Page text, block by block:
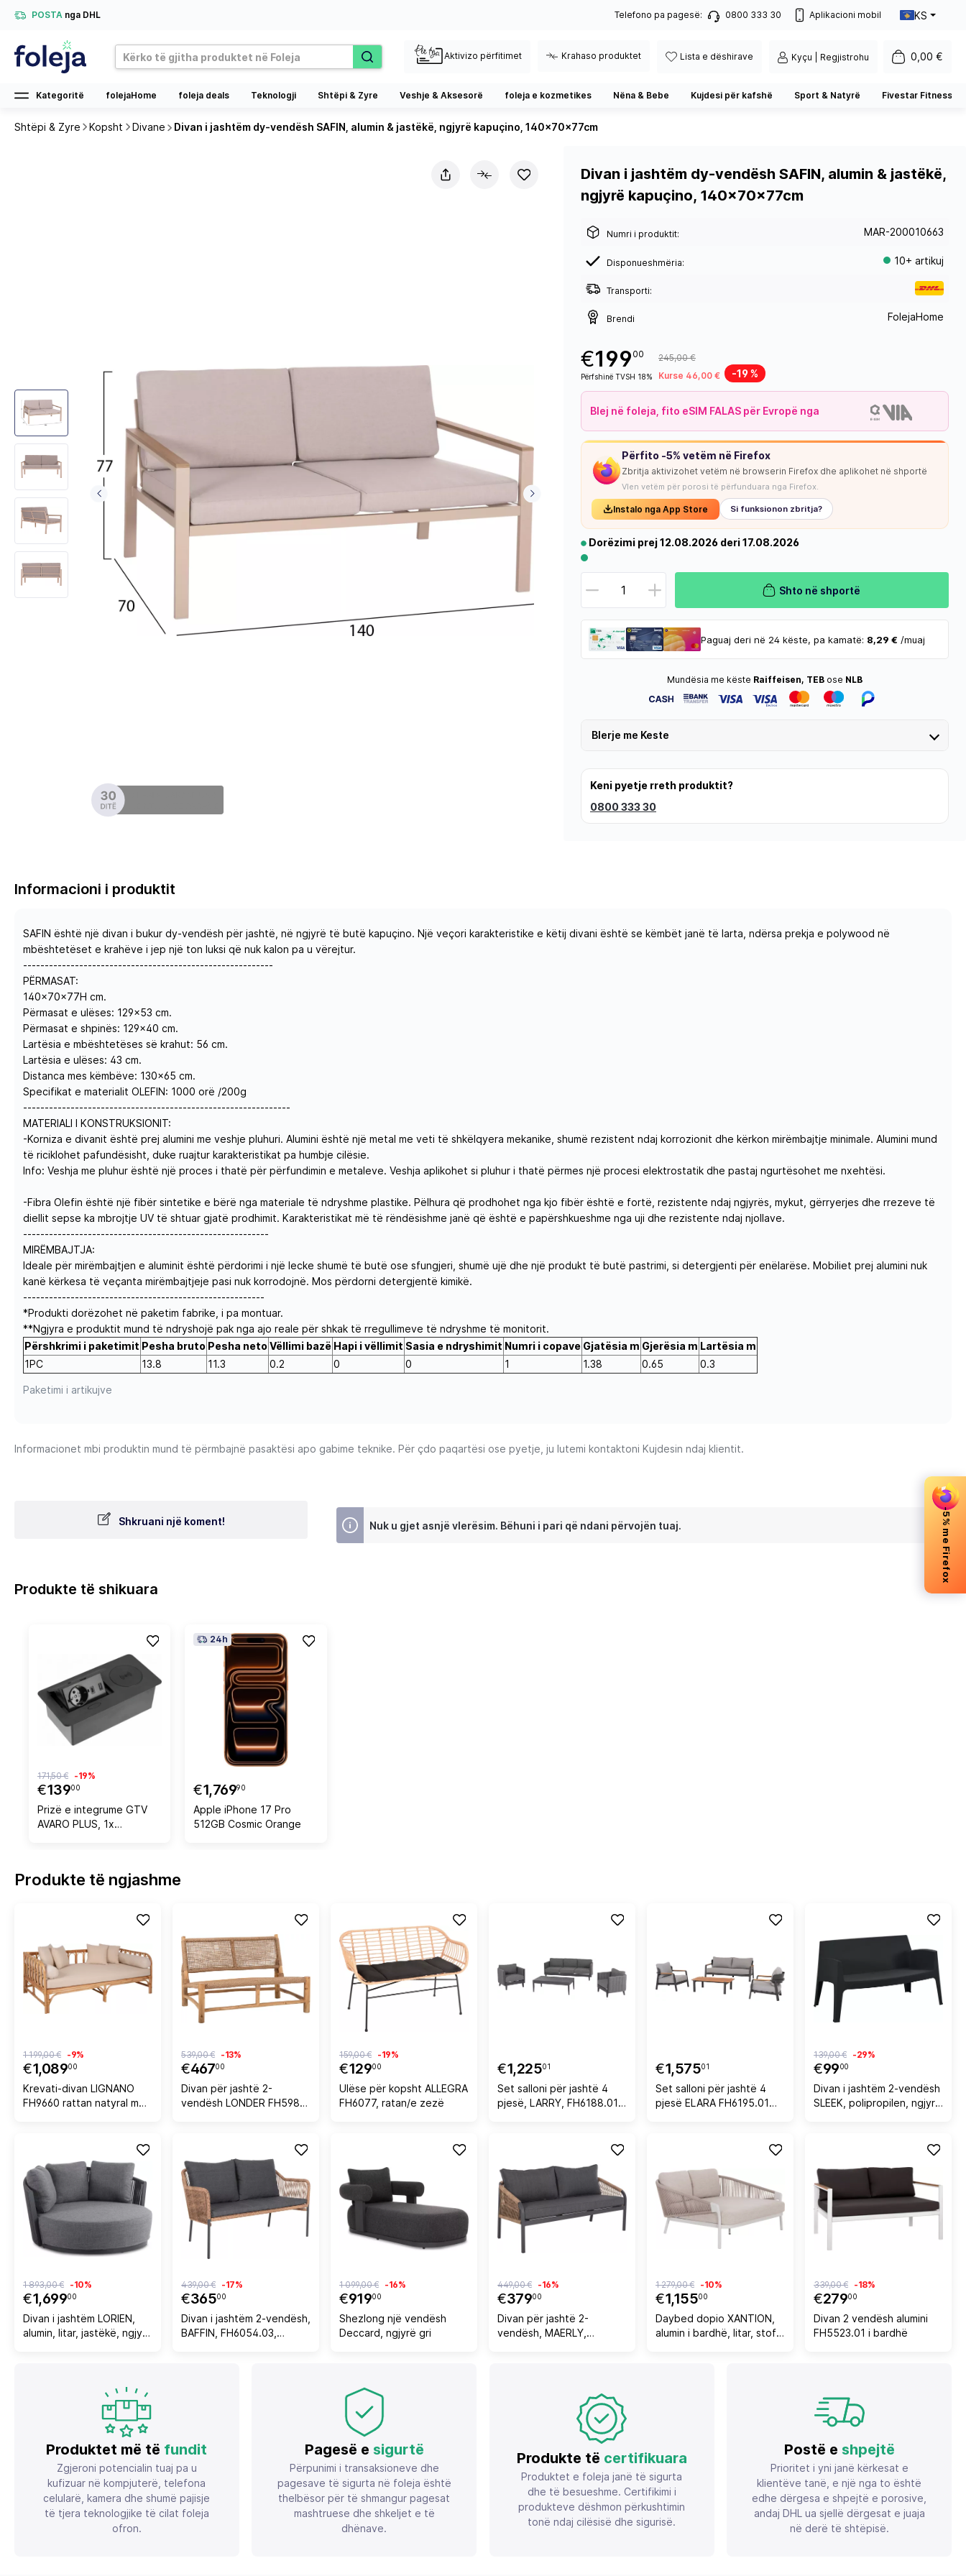
POSTA nga DHL Telefono pa pagesë: 0800 333 30 Aplikacioni mobil KS
Aktivizo përfitimet Krahaso produktet Lista e dëshirave Kyçu | Regjistrohu 0,00 €
Kategoritë folejaHome foleja deals Teknologji Shtëpi & Zyre Veshje & Aksesorë foleja e kozmetikes Nëna & Bebe Kujdesi për kafshë Sport & Natyrë Fivestar Fitness
Shtëpi & Zyre Kopsht Divane Divan i jashtëm dy-vendësh SAFIN, alumin & jastëkë, ngjyrë kapuçino, 140x70x77cm
Divan i jashtëm dy-vendësh SAFIN, alumin & jastëkë,
ngjyrë kapuçino, 140x70x77cm
Numri i produktit: MAR-200010663
Disponueshmëria: 10+ artikuj
Transporti:
Brendi FolejaHome
€199 00
Përfshinë TVSH 18%
245,00 €
Kurse 46,00 €
-19 %
Blej në foleja, fito eSIM FALAS për Evropë nga
Përfito -5% vetëm në Firefox
Zbritja aktivizohet vetëm në browserin Firefox dhe aplikohet në shportë
Vlen vetëm për porosi të përfunduara nga Firefox.
Instalo nga App Store Si funksionon zbritja?
Dorëzimi prej 12.08.2026 deri 17.08.2026
Shto në shportë
Paguaj deri në 24 këste, pa kamatë: 8,29 € /muaj
-5% me Firefox
Mundësia me këste Raiffeisen, TEB ose NLB
Blerje me Keste
Keni pyetje rreth produktit?
0800 333 30
Informacioni i produktit
SAFIN është një divan i bukur dy-vendësh për jashtë, në ngjyrë të butë kapuçino. Një veçori karakteristike e këtij divani është se këmbët janë të larta, ndërsa prekja e polywood në
mbështetëset e krahëve i jep një ton luksi që nuk kalon pa u vërejtur.
----------------------------------------------------------
PËRMASAT:
140x70x77H cm.
Përmasat e ulëses: 129x53 cm.
Përmasat e shpinës: 129x40 cm.
Lartësia e mbështetëses së krahut: 56 cm.
Lartësia e ulëses: 43 cm.
Distanca mes këmbëve: 130x65 cm.
Specifikat e materialit OLEFIN: 1000 orë /200g
--------------------------------------------------------------
MATERIALI I KONSTRUKSIONIT:
-Korniza e divanit është prej alumini me veshje pluhuri. Alumini është një metal me veti të shkëlqyera mekanike, shumë rezistent ndaj korrozionit dhe kërkon mirëmbajtje minimale. Alumini mund
të riciklohet pafundësisht, duke ruajtur karakteristikat pa humbje cilësie.
Info: Veshja me pluhur është një proces i thatë për përfundimin e metaleve. Veshja aplikohet si pluhur i thatë përmes një procesi elektrostatik dhe pastaj ngurtësohet me nxehtësi.
-Fibra Olefin është një fibër sintetike e bërë nga materiale të ndryshme plastike. Pëlhura që prodhohet nga kjo fibër është e fortë, rezistente ndaj ngjyrës, mykut, gërryerjes dhe rrezeve të
diellit sepse ka mbrojtje UV të shtuar gjatë prodhimit. Karakteristikat më të rëndësishme janë që është e papërshkueshme nga uji dhe rezistente ndaj njollave.
---------------------------------------------------------
MIRËMBAJTJA:
Ideale për mirëmbajtjen e aluminit është përdorimi i një lecke shumë të butë ose sfungjeri, shumë ujë dhe një produkt të butë pastrimi, si detergjenti për enëlarëse. Mobiliet prej alumini nuk
kanë kërkesa të veçanta mirëmbajtjeje pasi nuk korrodojnë. Mos përdorni detergjentë kimikë.
--------------------------------------------------------
*Produkti dorëzohet në paketim fabrike, i pa montuar.
**Ngjyra e produktit mund të ndryshojë pak nga ajo reale për shkak të rregullimeve të ndryshme të monitorit.
Paketimi i artikujve
Përshkrimi i paketimit Pesha bruto Pesha netoVëllimi bazë Hapi i vëllimit Sasia e ndryshimit Numri i copave Gjatësia m Gjerësia m Lartësia m
1PC
13.8 11.3 0.2 0 0 1 1.38 0.65 0.3
Informacionet mbi produktin mund të përmbajnë pasaktësi apo gabime teknike. Për çdo paqartësi ose pyetje, ju lutemi kontaktoni Kujdesin ndaj klientit.
Shkruani një koment! Nuk u gjet asnjë vlerësim. Bëhuni i pari që ndani përvojën tuaj.
Produkte të shikuara
€13900
171,50 € -19%
Prizë e integrume GTV
AVARO PLUS, 1x
24h
€1,76990
Apple iPhone 17 Pro
512GB Cosmic Orange
Produkte të ngjashme
€1,08900
1 199,00 € -9%
Krevati-divan LIGNANO
FH9660 rattan natyral me
€46700
539,00 € -13%
Divan për jashtë 2-
vendësh LONDER FH5984
€12900
159,00 € -19%
Ulëse për kopsht ALLEGRA
FH6077, ratan/e zezë
€1,22501
Set salloni për jashtë 4
pjesë, LARRY, FH6188.01,
€1,57501
Set salloni për jashtë 4
pjesë ELARA FH6195.01
€9900
139,00 € -29%
Divan i jashtëm 2-vendësh
SLEEK, polipropilen, ngjyrë
€1,69900
1 893,00 € -10%
Divan i jashtëm LORIEN,
alumin, litar, jastëkë, ngjyrë
€36500
439,00 € -17%
Divan i jashtëm 2-vendësh,
BAFFIN, FH6054.03,
€91900
1 099,00 € -16%
Shezlong një vendësh
Deccard, ngjyrë gri
€37900
449,00 € -16%
Divan për jashtë 2-
vendësh, MAERLY,
€1,15500
1 279,00 € -10%
Daybed dopio XANTION,
alumin i bardhë, litar, stof
€27900
339,00 € -18%
Divan 2 vendësh alumini
FH5523.01 i bardhë
Produktet më të fundit
Zgjeroni potencialin tuaj pa u
kufizuar në kompjuterë, telefona
celularë, kamera dhe shumë pajisje
të tjera teknologjike të cilat foleja
ofron.
Pagesë e sigurtë
Përpunimi i transaksioneve dhe
pagesave të sigurta në foleja është
thelbësor për të shmangur pagesat
mashtruese dhe shkeljet e të
dhënave.
Produkte të certifikuara
Produktet e foleja janë të sigurta
dhe të besueshme. Certifikimi i
produkteve dëshmon përkushtimin
tonë ndaj cilësisë dhe sigurisë.
Postë e shpejtë
Prioritet i yni janë kërkesat e
klientëve tanë, e një nga to është
edhe dërgesa e shpejtë e porosive,
andaj DHL ua sjellë dërgesat e juaja
në derë të shtëpisë.